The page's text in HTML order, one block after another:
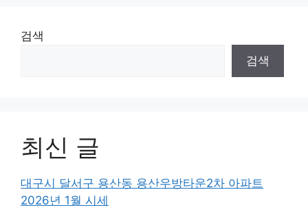
검색
검색
최신 글
대구시 달서구 용산동 용산우방타운2차 아파트
2026년 1월 시세